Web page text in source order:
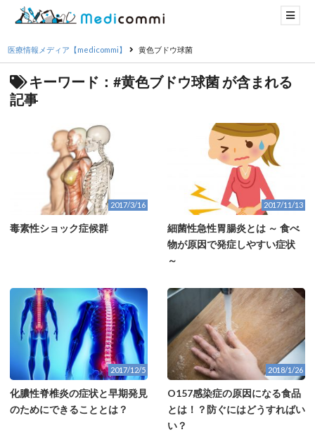
医療情報メディア【medicommi】 黄色ブドウ球菌
キーワード：#黄色ブドウ球菌 が含まれる
記事
2017/3/16
毒素性ショック症候群
2017/11/13
細菌性急性胃腸炎とは ～ 食べ
物が原因で発症しやすい症状
～
2017/12/5
化膿性脊椎炎の症状と早期発見
のためにできることとは？
2018/1/26
O157感染症の原因になる食品
とは！？防ぐにはどうすればい
い？